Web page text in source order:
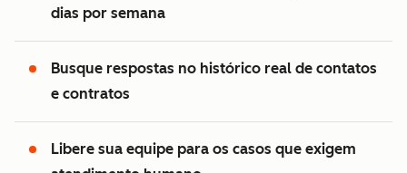
dias por semana
Busque respostas no histórico real de contatos
e contratos
Libere sua equipe para os casos que exigem